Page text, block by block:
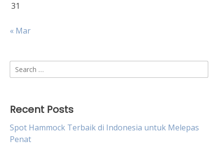
31
« Mar
Search
for:
Recent Posts
Spot Hammock Terbaik di Indonesia untuk Melepas
Penat